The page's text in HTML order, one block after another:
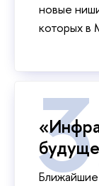
новые
которых в